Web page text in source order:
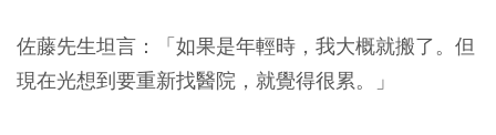
佐藤先生坦言：「如果是年輕時，我大概就搬了。但
現在光想到要重新找醫院，就覺得很累。」